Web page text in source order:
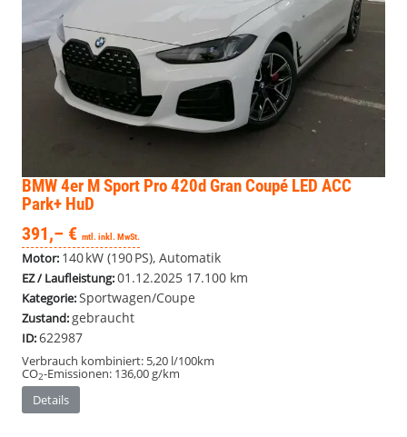
BMW 4er M Sport Pro 420d Gran Coupé LED ACC
Park+ HuD
391,– € mtl. inkl. MwSt.
Motor: 140 kW (190 PS), Automatik
EZ / Laufleistung:01.12.2025 17.100 km
Kategorie:Sportwagen/Coupe
Zustand: gebraucht
ID:622987
Verbrauch kombiniert: 5,20 l/100km
CO2-Emissionen: 136,00 g/km
Details